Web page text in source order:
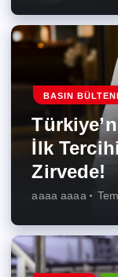
BASIN
İlk
Zirvede!
aaaa aaaa